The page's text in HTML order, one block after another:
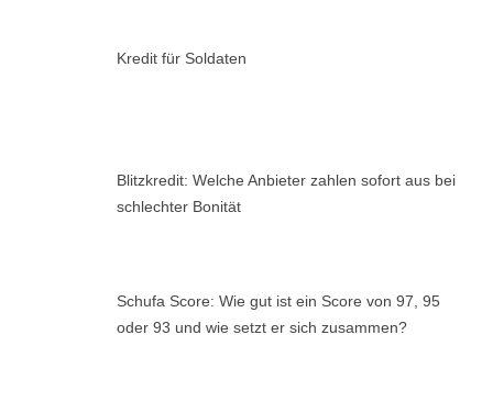
Kredit für Soldaten
Blitzkredit: Welche Anbieter zahlen sofort aus bei
schlechter Bonität
Schufa Score: Wie gut ist ein Score von 97, 95
oder 93 und wie setzt er sich zusammen?